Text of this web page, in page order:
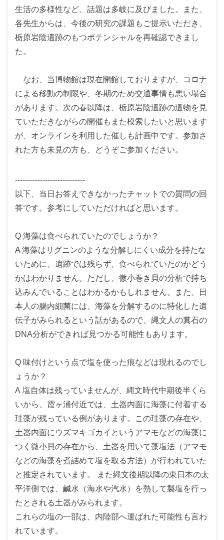
生活の多様性など、話題は多岐に及びました。また、
各先生からは、今後の研究の課題もご提示いただき、
栃原岩陰遺跡のもつポテンシャルを再確認できまし
た。
なお、当博物館は現在開館しておりますが、コロナ
による移動の制限や、冬期のため交通事情も悪い場合
があります。次の春以降は、栃原岩陰遺跡の遺物を見
ていただきながらの開催もまた模索したいと思います
が、オンラインを利用した催しも計画中です。参加さ
れた方も未見の方も、どうぞご参加ください。
----------------------------
以下、当日お答えできなかったチャットでの質問の回
答です。参考にしていただければと思います。
Q 海藻は食べられていたのでしょうか？
A 海藻はリグニンのような分解しにくい成分を持たな
いために、遺跡では残らず、食べられていたのかどう
かはわかりません。ただし、微小巻き貝の分析で持ち
込みんでいることはわかるかもしれません。また、日
本人の腸内細菌には、海藻を分解するのに特化した遺
伝子がみられるという話があるので、縄文人の糞石の
DNA分析ができれば見つかる可能性もあります。
Q 味付けという点で塩を使った痕などは現れるのでし
ょうか？
A 塩自体は残っていませんが、縄文時代中期後半くら
いから、霞ヶ浦付近では、土器内面に海藻に付着する
珪藻が残っている例があります。この珪藻の存在や、
土器内面にウズマキゴカイというアマモなどの海藻に
つく微小貝の存在から、土器を用いて藻塩法（アマモ
などの海藻を煮詰めて塩を取る方法）が行われていた
と推定されています。 また縄文後期以降の東日本の太
平洋側では、鹹水（海水や汽水）を熱して製塩を行っ
たとされる土器がみられます。
これらの塩の一部は、内陸部へ運ばれた可能性も言わ
れています。